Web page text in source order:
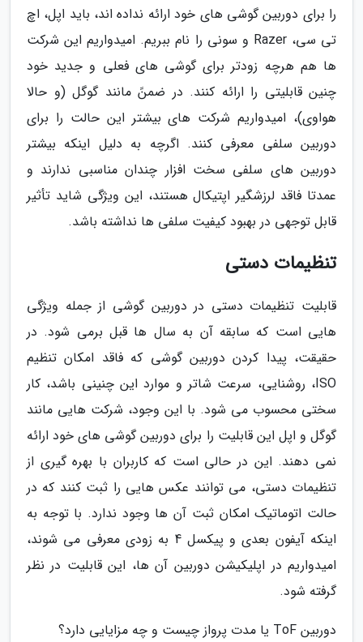
را برای دوربین گوشی های خود ارائه نداده اند، باید اپل، اچ
تی سی، Razer و سونی را نام ببریم. امیدواریم این شرکت
ها هم هرچه زودتر برای گوشی های فعلی و جدید خود
چنین قابلیتی را ارائه کنند. در ضمنً مانند گوگل (و حالا
هواوی)، امیدواریم شرکت های بیشتر این حالت را برای
دوربین سلفی معرفی کنند. اگرچه به دلیل اینکه بیشتر
دوربین های سلفی سخت افزار چندان مناسبی ندارند و
عمدتا فاقد لرزشگیر اپتیکال هستند، این ویژگی شاید تأثیر
قابل توجهی در بهبود کیفیت سلفی ها نداشته باشد.
تنظیمات دستی
قابلیت تنظیمات دستی در دوربین گوشی از جمله ویژگی
هایی است که سابقه آن به سال ها قبل برمی شود. در
حقیقت، پیدا کردن دوربین گوشی که فاقد امکان تنظیم
ISO، روشنایی، سرعت شاتر و موارد این چنینی باشد، کار
سختی محسوب می شود. با این وجود، شرکت هایی مانند
گوگل و اپل این قابلیت را برای دوربین گوشی های خود ارائه
نمی دهند. این در حالی است که کاربران با بهره گیری از
تنظیمات دستی، می توانند عکس هایی را ثبت کنند که در
حالت اتوماتیک امکان ثبت آن ها وجود ندارد. با توجه به
اینکه آیفون بعدی و پیکسل 4 به زودی معرفی می شوند،
امیدواریم در اپلیکیشن دوربین آن ها، این قابلیت در نظر
گرفته شود.
دوربین ToF یا مدت پرواز چیست و چه مزایایی دارد؟